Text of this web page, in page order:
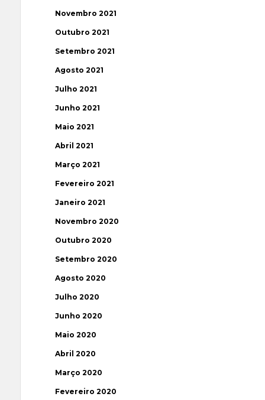
Novembro 2021
Outubro 2021
Setembro 2021
Agosto 2021
Julho 2021
Junho 2021
Maio 2021
Abril 2021
Março 2021
Fevereiro 2021
Janeiro 2021
Novembro 2020
Outubro 2020
Setembro 2020
Agosto 2020
Julho 2020
Junho 2020
Maio 2020
Abril 2020
Março 2020
Fevereiro 2020